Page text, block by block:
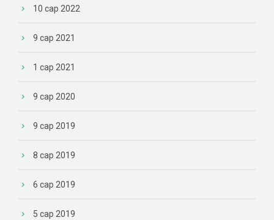
10 сар 2022
9 сар 2021
1 сар 2021
9 сар 2020
9 сар 2019
8 сар 2019
6 сар 2019
5 сар 2019